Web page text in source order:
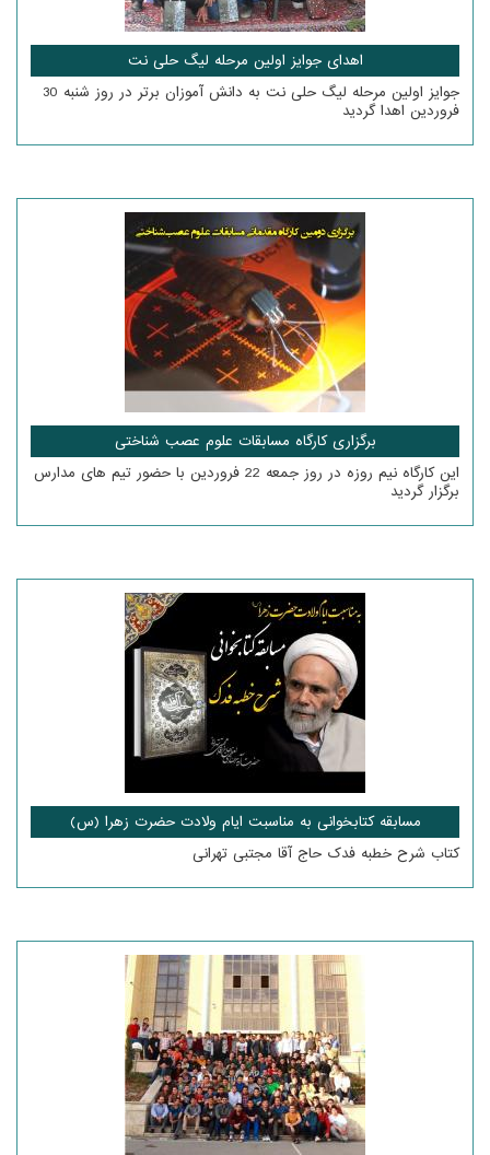
اهدای جوایز اولین مرحله لیگ حلی نت
جوایز اولین مرحله لیگ حلی نت به دانش آموزان برتر در روز شنبه 30
فروردین اهدا گردید
برگزاری کارگاه مسابقات علوم عصب شناختی
این کارگاه نیم روزه در روز جمعه 22 فروردین با حضور تیم های مدارس
برگزار گردید
مسابقه کتابخوانی به مناسبت ایام ولادت حضرت زهرا (س)
کتاب شرح خطبه فدک حاج آقا مجتبی تهرانی